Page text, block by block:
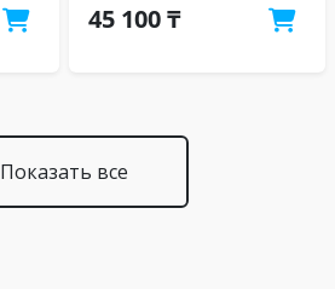
45 100 ₸
Показать все